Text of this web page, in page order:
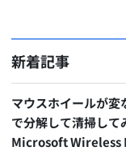
新着記事
マウスホイールが変
で分解して清掃して
Microsoft Wireless